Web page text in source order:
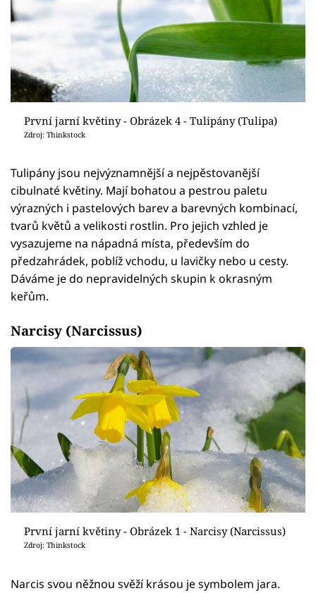
První jarní květiny - Obrázek 4 - Tulipány (Tulipa)
Zdroj: Thinkstock
Tulipány jsou nejvýznamnější a nejpěstovanější
cibulnaté květiny. Mají bohatou a pestrou paletu
výrazných i pastelových barev a barevných kombinací,
tvarů květů a velikosti rostlin. Pro jejich vzhled je
vysazujeme na nápadná místa, především do
předzahrádek, poblíž vchodu, u lavičky nebo u cesty.
Dáváme je do nepravidelných skupin k okrasným
keřům.
Narcisy (Narcissus)
První jarní květiny - Obrázek 1 - Narcisy (Narcissus)
Zdroj: Thinkstock
Narcis svou něžnou svěží krásou je symbolem jara.